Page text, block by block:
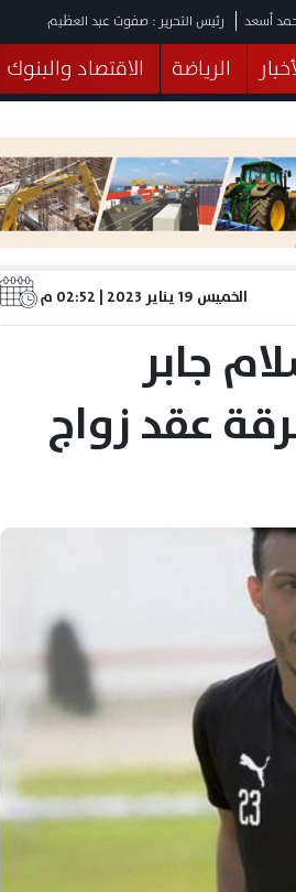
أسعد رئيس التحرير : صفوت عبد العظيم
الرياضة الاقتصاد والبنوك
صحة الثقافة خدمات
الخميس 19 يناير 2023 | 02:52 م
جابر
عقد زواج